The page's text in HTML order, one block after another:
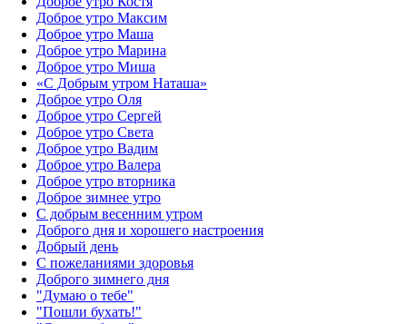
Доброе утро Максим
Доброе утро Маша
Доброе утро Марина
Доброе утро Миша
«С Добрым утром Наташа»
Доброе утро Оля
Доброе утро Сергей
Доброе утро Света
Доброе утро Вадим
Доброе утро Валера
Доброе утро вторника
Доброе зимнее утро
С добрым весенним утром
Доброго дня и хорошего настроения
Добрый день
С пожеланиями здоровья
Доброго зимнего дня
"Думаю о тебе"
"Пошли бухать!"